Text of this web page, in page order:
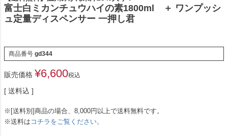
富士白ミカンチュウハイの素1800ml ＋ ワンプッシ
ュ定量ディスペンサー 一押し君
商品番号 gd344
販売価格 ¥6,600税込
送料込
※[送料別]商品の場合、8,000円以上で送料無料です。
※送料は コチラをご覧ください。